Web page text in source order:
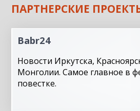
ПАРТНЕРСКИЕ
Babr24
Новости Иркутска,
Монголии. Самое главное в
повестке.